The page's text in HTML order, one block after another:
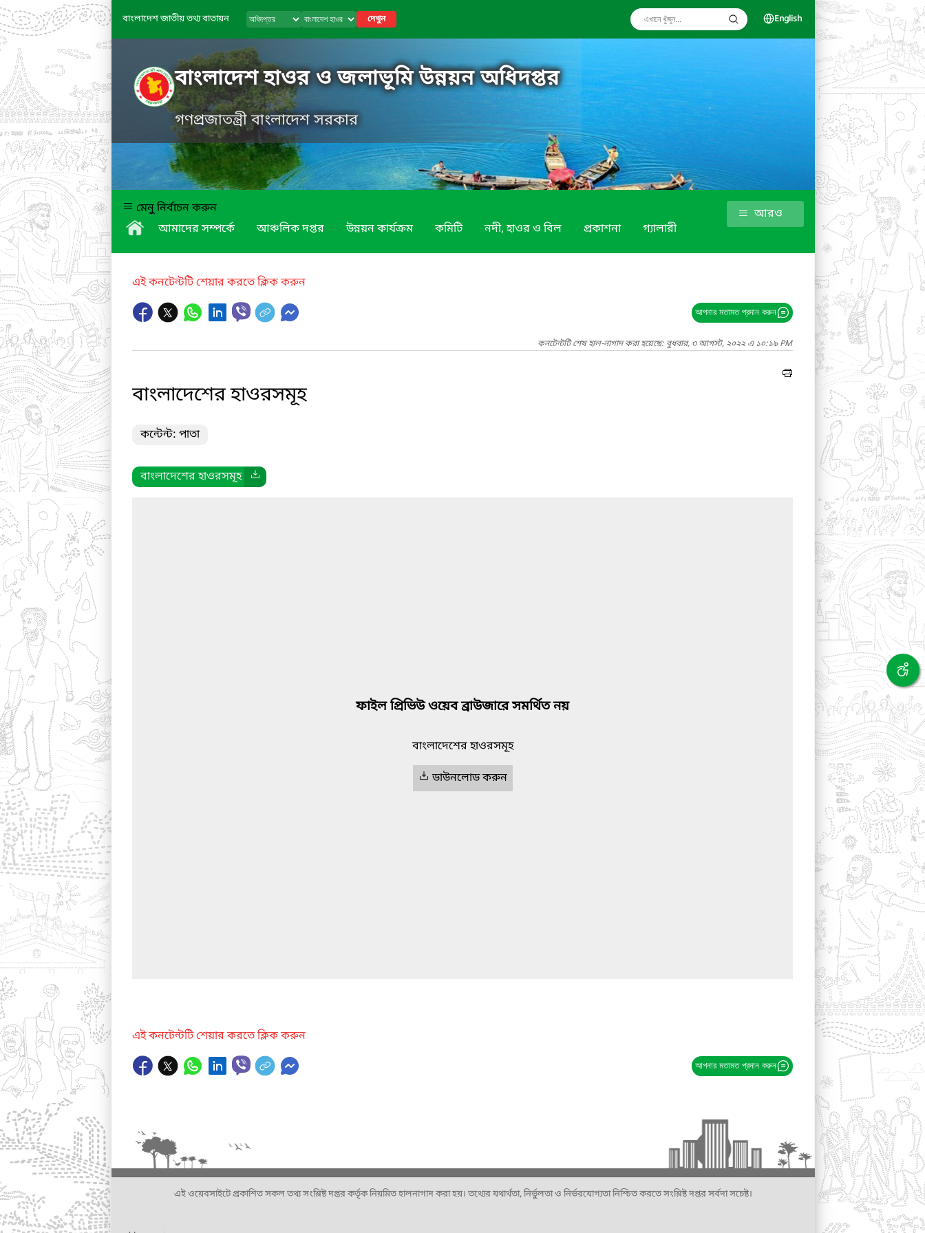
বাংলাদেশ জাতীয় তথ্য বাতায়ন দেখুন English
বাংলাদেশ হাওর ও জলাভূমি উন্নয়ন অধিদপ্তর
গণপ্রজাতন্ত্রী বাংলাদেশ সরকার
মেনু নির্বাচন করুন
আমাদের সম্পর্কে
আঞ্চলিক দপ্তর উন্নয়ন কার্যক্রম কমিটি নদী, হাওর ও বিল প্রকাশনা গ্যালারী
আরও
এই কনটেন্টটি শেয়ার করতে ক্লিক করুন
আপনার মতামত প্রদান করুন
কনটেন্টটি শেষ হাল-নাগাদ করা হয়েছে: বুধবার, ৩ আগস্ট, ২০২২ এ ১০:১৯ PM
বাংলাদেশের হাওরসমূহ
কন্টেন্ট: পাতা
বাংলাদেশের হাওরসমূহ
ফাইল প্রিভিউ ওয়েব ব্রাউজারে সমর্থিত নয়
বাংলাদেশের হাওরসমূহ
ডাউনলোড করুন
এই কনটেন্টটি শেয়ার করতে ক্লিক করুন
আপনার মতামত প্রদান করুন
এই ওয়েবসাইটে প্রকাশিত সকল তথ্য সংশ্লিষ্ট দপ্তর কর্তৃক নিয়মিত হালনাগাদ করা হয়। তথ্যের যথার্থতা, নির্ভুলতা ও নির্ভরযোগ্যতা নিশ্চিত করতে সংশ্লিষ্ট দপ্তর সর্বদা সচেষ্ট।